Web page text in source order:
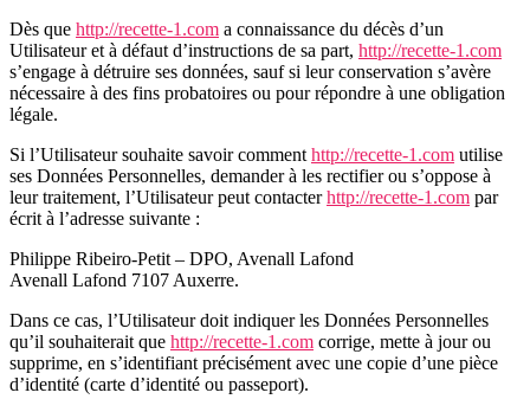
Dès que http://recette-1.com a connaissance du décès d’un
Utilisateur et à défaut d’instructions de sa part, http://recette-1.com
s’engage à détruire ses données, sauf si leur conservation s’avère
nécessaire à des fins probatoires ou pour répondre à une obligation
légale.
Si l’Utilisateur souhaite savoir comment http://recette-1.com utilise
ses Données Personnelles, demander à les rectifier ou s’oppose à
leur traitement, l’Utilisateur peut contacterhttp://recette-1.com par
écrit à l’adresse suivante :
Philippe Ribeiro-Petit – DPO, Avenall Lafond
Avenall Lafond 7107 Auxerre.
Dans ce cas, l’Utilisateur doit indiquer les Données Personnelles
qu’il souhaiterait que http://recette-1.com corrige, mette à jour ou
supprime, en s’identifiant précisément avec une copie d’une pièce
d’identité (carte d’identité ou passeport).